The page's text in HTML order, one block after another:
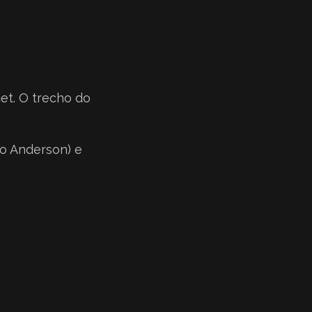
O trecho do
Anderson) e